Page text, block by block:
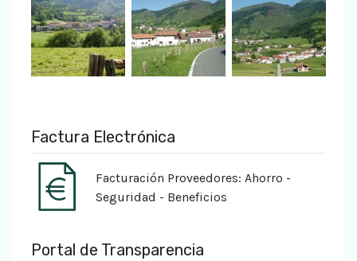
Factura Electrónica
Facturación Proveedores: Ahorro -
Seguridad - Beneficios
Portal de Transparencia